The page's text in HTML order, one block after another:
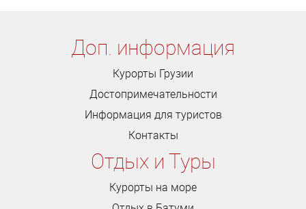
Доп. информация
Курорты Грузии
Достопримечательности
Информация для туристов
Контакты
Отдых и Туры
Курорты на море